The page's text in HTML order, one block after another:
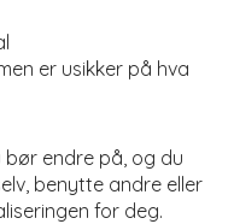
er usikker på hva
endre på, og du
benytte andre eller
for deg.